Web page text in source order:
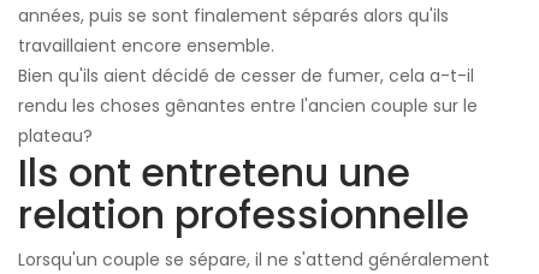
années, puis se sont finalement séparés alors qu'ils
travaillaient encore ensemble.
Bien qu'ils aient décidé de cesser de fumer, cela a-t-il
rendu les choses gênantes entre l'ancien couple sur le
plateau?
Ils ont entretenu une
relation professionnelle
Lorsqu'un couple se sépare, il ne s'attend généralement